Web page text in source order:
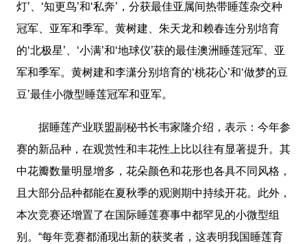
灯’、‘知更鸟’和‘私奔’，分获最佳亚属间热带睡莲杂交种
冠军、亚军和季军。黄树建、朱天龙和赖春连分别培育
的‘北极星’、‘小满’和‘地球仪’获的最佳澳洲睡莲冠军、亚
军和季军。黄树建和李潇分别培育的‘桃花心’和‘做梦的豆
豆’最佳小微型睡莲冠军和亚军。
据睡莲产业联盟副秘书长韦家隆介绍，表示：今年参
赛的新品种，在观赏性和丰花性上比以往有显著提升。其
中花瓣数量明显增多，花朵颜色和花形也各具不同风格，
且大部分品种都能在夏秋季的观测期中持续开花。此外，
本次竞赛还增置了在国际睡莲赛事中都罕见的小微型组
别。“每年竞赛都涌现出新的获奖者，这表明我国睡莲育